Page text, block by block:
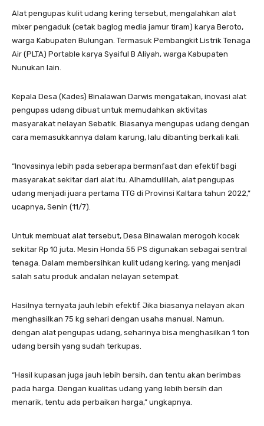
Alat pengupas kulit udang kering tersebut, mengalahkan alat
mixer pengaduk (cetak baglog media jamur tiram) karya Beroto,
warga Kabupaten Bulungan. Termasuk Pembangkit Listrik Tenaga
Air (PLTA) Portable karya Syaiful B Aliyah, warga Kabupaten
Nunukan lain.
Kepala Desa (Kades) Binalawan Darwis mengatakan, inovasi alat
pengupas udang dibuat untuk memudahkan aktivitas
masyarakat nelayan Sebatik. Biasanya mengupas udang dengan
cara memasukkannya dalam karung, lalu dibanting berkali kali.
“Inovasinya lebih pada seberapa bermanfaat dan efektif bagi
masyarakat sekitar dari alat itu. Alhamdulillah, alat pengupas
udang menjadi juara pertama TTG di Provinsi Kaltara tahun 2022,”
ucapnya, Senin (11/7).
Untuk membuat alat tersebut, Desa Binawalan merogoh kocek
sekitar Rp 10 juta. Mesin Honda 55 PS digunakan sebagai sentral
tenaga. Dalam membersihkan kulit udang kering, yang menjadi
salah satu produk andalan nelayan setempat.
Hasilnya ternyata jauh lebih efektif. Jika biasanya nelayan akan
menghasilkan 75 kg sehari dengan usaha manual. Namun,
dengan alat pengupas udang, seharinya bisa menghasilkan 1 ton
udang bersih yang sudah terkupas.
“Hasil kupasan juga jauh lebih bersih, dan tentu akan berimbas
pada harga. Dengan kualitas udang yang lebih bersih dan
menarik, tentu ada perbaikan harga,” ungkapnya.